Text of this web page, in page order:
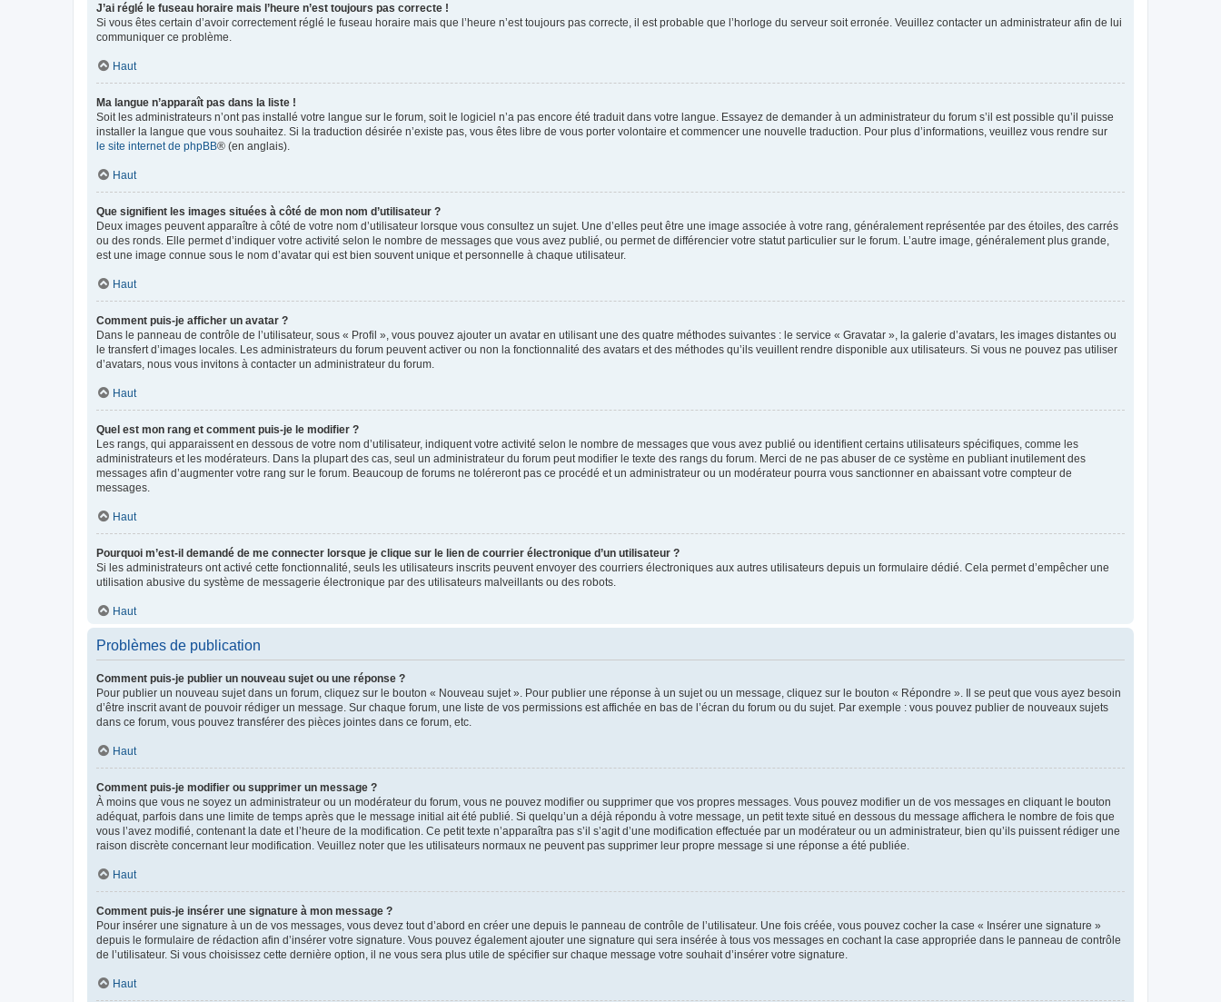
J’ai réglé le fuseau horaire mais l’heure n’est toujours pas correcte !
Si vous êtes certain d’avoir correctement réglé le fuseau horaire mais que l’heure n’est toujours pas correcte, il est probable que l’horloge du serveur soit erronée. Veuillez contacter un administrateur afin de lui
communiquer ce problème.
Haut
Ma langue n’apparaît pas dans la liste !
Soit les administrateurs n’ont pas installé votre langue sur le forum, soit le logiciel n’a pas encore été traduit dans votre langue. Essayez de demander à un administrateur du forum s’il est possible qu’il puisse
installer la langue que vous souhaitez. Si la traduction désirée n’existe pas, vous êtes libre de vous porter volontaire et commencer une nouvelle traduction. Pour plus d’informations, veuillez vous rendre sur
le site internet de phpBB® (en anglais).
Haut
Que signifient les images situées à côté de mon nom d’utilisateur ?
Deux images peuvent apparaître à côté de votre nom d’utilisateur lorsque vous consultez un sujet. Une d’elles peut être une image associée à votre rang, généralement représentée par des étoiles, des carrés
ou des ronds. Elle permet d’indiquer votre activité selon le nombre de messages que vous avez publié, ou permet de différencier votre statut particulier sur le forum. L’autre image, généralement plus grande,
est une image connue sous le nom d’avatar qui est bien souvent unique et personnelle à chaque utilisateur.
Haut
Comment puis-je afficher un avatar ?
Dans le panneau de contrôle de l’utilisateur, sous « Profil », vous pouvez ajouter un avatar en utilisant une des quatre méthodes suivantes : le service « Gravatar », la galerie d’avatars, les images distantes ou
le transfert d’images locales. Les administrateurs du forum peuvent activer ou non la fonctionnalité des avatars et des méthodes qu’ils veuillent rendre disponible aux utilisateurs. Si vous ne pouvez pas utiliser
d’avatars, nous vous invitons à contacter un administrateur du forum.
Haut
Quel est mon rang et comment puis-je le modifier ?
Les rangs, qui apparaissent en dessous de votre nom d’utilisateur, indiquent votre activité selon le nombre de messages que vous avez publié ou identifient certains utilisateurs spécifiques, comme les
administrateurs et les modérateurs. Dans la plupart des cas, seul un administrateur du forum peut modifier le texte des rangs du forum. Merci de ne pas abuser de ce système en publiant inutilement des
messages afin d’augmenter votre rang sur le forum. Beaucoup de forums ne toléreront pas ce procédé et un administrateur ou un modérateur pourra vous sanctionner en abaissant votre compteur de
messages.
Haut
Pourquoi m’est-il demandé de me connecter lorsque je clique sur le lien de courrier électronique d’un utilisateur ?
Si les administrateurs ont activé cette fonctionnalité, seuls les utilisateurs inscrits peuvent envoyer des courriers électroniques aux autres utilisateurs depuis un formulaire dédié. Cela permet d’empêcher une
utilisation abusive du système de messagerie électronique par des utilisateurs malveillants ou des robots.
Haut
Problèmes de publication
Comment puis-je publier un nouveau sujet ou une réponse ?
Pour publier un nouveau sujet dans un forum, cliquez sur le bouton « Nouveau sujet ». Pour publier une réponse à un sujet ou un message, cliquez sur le bouton « Répondre ». Il se peut que vous ayez besoin
d’être inscrit avant de pouvoir rédiger un message. Sur chaque forum, une liste de vos permissions est affichée en bas de l’écran du forum ou du sujet. Par exemple : vous pouvez publier de nouveaux sujets
dans ce forum, vous pouvez transférer des pièces jointes dans ce forum, etc.
Haut
Comment puis-je modifier ou supprimer un message ?
À moins que vous ne soyez un administrateur ou un modérateur du forum, vous ne pouvez modifier ou supprimer que vos propres messages. Vous pouvez modifier un de vos messages en cliquant le bouton
adéquat, parfois dans une limite de temps après que le message initial ait été publié. Si quelqu’un a déjà répondu à votre message, un petit texte situé en dessous du message affichera le nombre de fois que
vous l’avez modifié, contenant la date et l’heure de la modification. Ce petit texte n’apparaîtra pas s’il s’agit d’une modification effectuée par un modérateur ou un administrateur, bien qu’ils puissent rédiger une
raison discrète concernant leur modification. Veuillez noter que les utilisateurs normaux ne peuvent pas supprimer leur propre message si une réponse a été publiée.
Haut
Comment puis-je insérer une signature à mon message ?
Pour insérer une signature à un de vos messages, vous devez tout d’abord en créer une depuis le panneau de contrôle de l’utilisateur. Une fois créée, vous pouvez cocher la case « Insérer une signature »
depuis le formulaire de rédaction afin d’insérer votre signature. Vous pouvez également ajouter une signature qui sera insérée à tous vos messages en cochant la case appropriée dans le panneau de contrôle
de l’utilisateur. Si vous choisissez cette dernière option, il ne vous sera plus utile de spécifier sur chaque message votre souhait d’insérer votre signature.
Haut